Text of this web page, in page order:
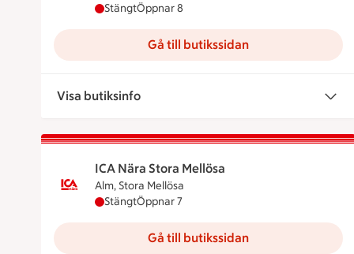
ICA Nära Vintrosa har stängt, öppnar klockan
StängtÖppnar 8
Gå till butikssidan
Visa butiksinfo
ICA Nära Stora Mellösa
Alm, Stora Mellösa
ICA Nära Stora Mellösa har stängt, öppnar
StängtÖppnar 7
Gå till butikssidan